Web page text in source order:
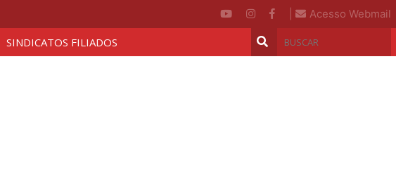
Acesso Webmail
SINDICATOS FILIADOS